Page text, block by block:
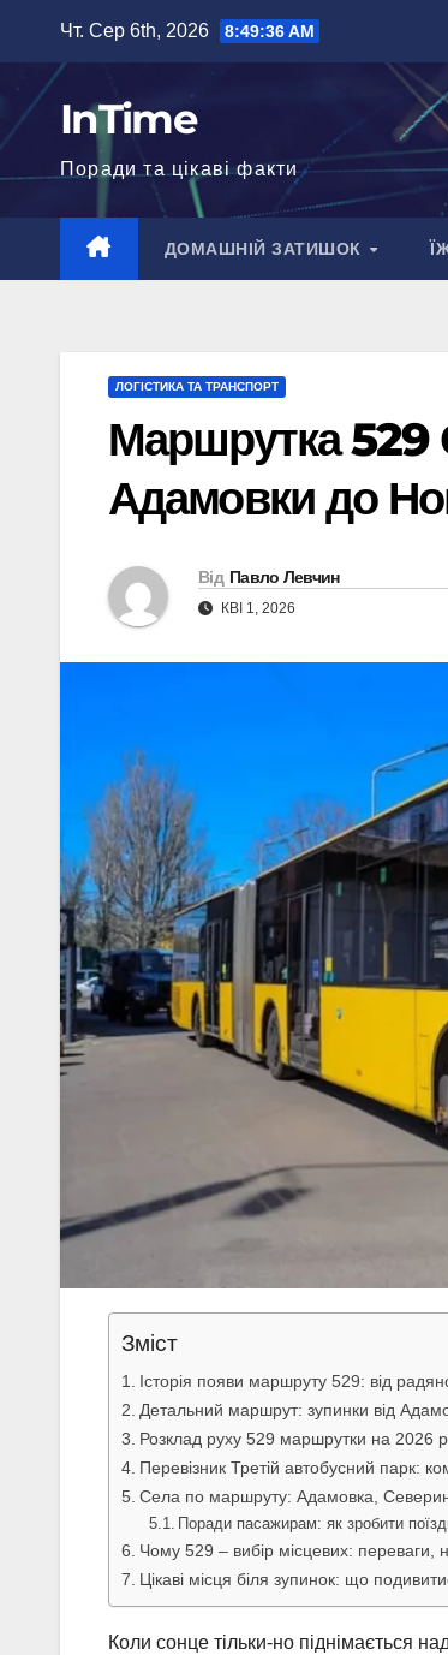
вмісту
Чт. Сер 6th, 2026 8:49:37 AM
InTime
Поради та цікаві факти
ДОМАШНІЙ ЗАТИШОК
ЛОГІСТИКА ТА ТРАНСПОРТ
Маршрутка 529
Адамовки до
Від Павло Левчин
КВІ 1, 2026
Зміст
Історія появи маршруту 529: від
Детальний маршрут: зупинки від
Розклад руху 529 маршрутки на 2026
Перевізник Третій автобусний парк:
Села по маршруту: Адамовка,
Поради пасажирам: як зробити
Чому 529 – вибір місцевих: переваги,
Цікаві місця біля зупинок: що
Коли сонце тільки-но піднімається